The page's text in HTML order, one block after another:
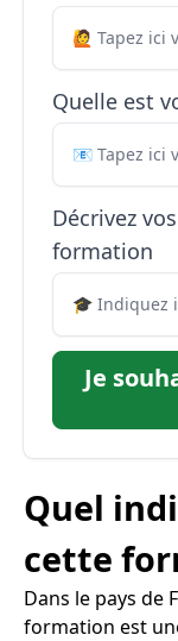
Quelle est
Décrivez
formation
Je
Quel
cette
Dans le pays de
formation est